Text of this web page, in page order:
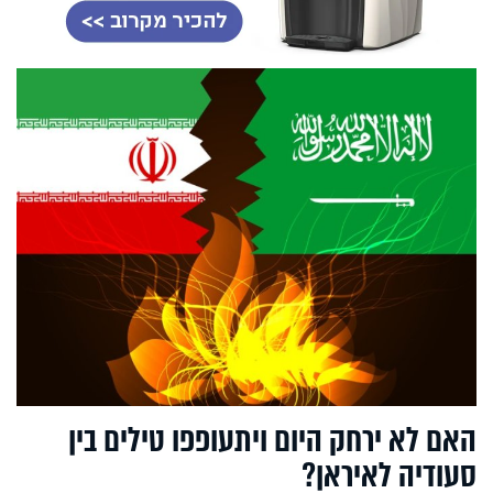
האם לא ירחק היום ויתעופפו טילים בין
סעודיה לאיראן?